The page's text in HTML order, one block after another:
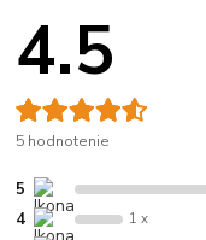
4.5
5 hodnotenie
5
4 1 x